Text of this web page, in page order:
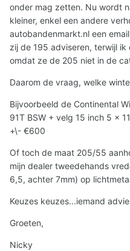
onder mag zetten. Nu wordt
kleiner, enkel een andere
autobandenmarkt.nl een
zij de 195 adviseren, terwijl
omdat ze de 205 niet in de
Daarom de vraag, welke
Bijvoorbeeld de Continental
91T BSW + velg 15 inch 5 x
+\- €600
Of toch de maat 205/55
mijn dealer tweedehands
6,5, achter 7mm) op
Keuzes keuzes...iemand
Groeten,
Nicky